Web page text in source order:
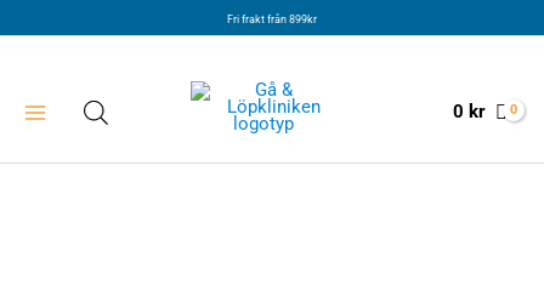
Fri frakt från 899kr
0 kr